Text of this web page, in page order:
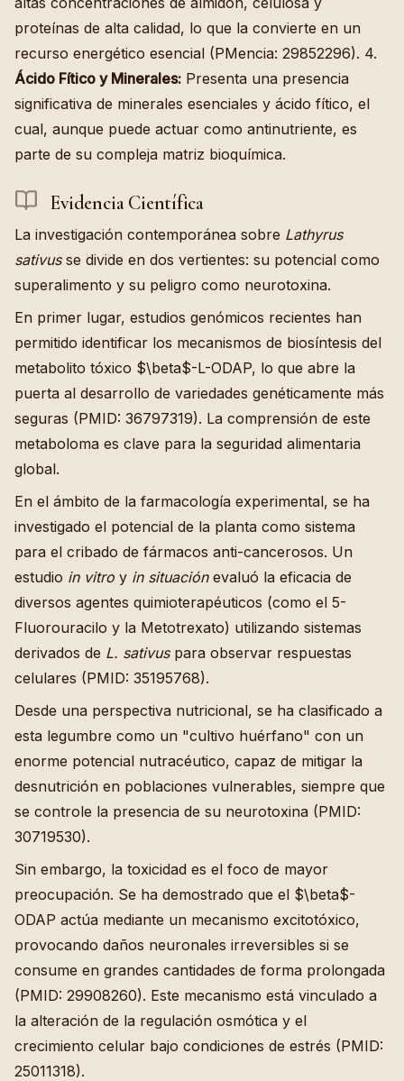
proteínas de alta calidad, lo que la convierte en un
recurso energético esencial (PMencia: 29852296). 4.
Ácido Fítico y Minerales: Presenta una presencia
significativa de minerales esenciales y ácido fítico, el
cual, aunque puede actuar como antinutriente, es
parte de su compleja matriz bioquímica.
Evidencia Científica
La investigación contemporánea sobre Lathyrus
sativusse divide en dos vertientes: su potencial como
superalimento y su peligro como neurotoxina.
En primer lugar, estudios genómicos recientes han
permitido identificar los mecanismos de biosíntesis del
metabolito tóxico $\beta$-L-ODAP, lo que abre la
puerta al desarrollo de variedades genéticamente más
seguras (PMID: 36797319). La comprensión de este
metaboloma es clave para la seguridad alimentaria
global.
En el ámbito de la farmacología experimental, se ha
investigado el potencial de la planta como sistema
para el cribado de fármacos anti-cancerosos. Un
estudio in vitro y in situaciónevaluó la eficacia de
diversos agentes quimioterapéuticos (como el 5-
Fluorouracilo y la Metotrexato) utilizando sistemas
derivados de L. sativuspara observar respuestas
celulares (PMID: 35195768).
Desde una perspectiva nutricional, se ha clasificado a
esta legumbre como un "cultivo huérfano" con un
enorme potencial nutracéutico, capaz de mitigar la
desnutrición en poblaciones vulnerables, siempre que
se controle la presencia de su neurotoxina (PMID:
30719530).
Sin embargo, la toxicidad es el foco de mayor
preocupación. Se ha demostrado que el $\beta$-
ODAP actúa mediante un mecanismo excitotóxico,
provocando daños neuronales irreversibles si se
consume en grandes cantidades de forma prolongada
(PMID: 29908260). Este mecanismo está vinculado a
la alteración de la regulación osmótica y el
crecimiento celular bajo condiciones de estrés (PMID:
25011318).